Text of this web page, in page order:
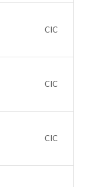
CIC
CIC
CIC